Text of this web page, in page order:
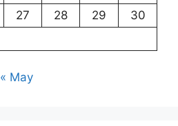
27 28 29
30
« May